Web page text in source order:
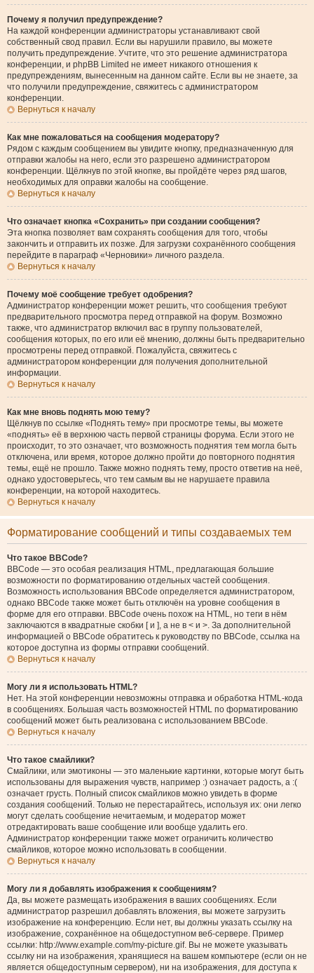
Почему я получил предупреждение?
На каждой конференции администраторы устанавливают свой
собственный свод правил. Если вы нарушили правило, вы можете
получить предупреждение. Учтите, что это решение администратора
конференции, и phpBB Limited не имеет никакого отношения к
предупреждениям, вынесенным на данном сайте. Если вы не знаете, за
что получили предупреждение, свяжитесь с администратором
конференции.
Вернуться к началу
Как мне пожаловаться на сообщения модератору?
Рядом с каждым сообщением вы увидите кнопку, предназначенную для
отправки жалобы на него, если это разрешено администратором
конференции. Щёлкнув по этой кнопке, вы пройдёте через ряд шагов,
необходимых для оправки жалобы на сообщение.
Вернуться к началу
Что означает кнопка «Сохранить» при создании сообщения?
Эта кнопка позволяет вам сохранять сообщения для того, чтобы
закончить и отправить их позже. Для загрузки сохранённого сообщения
перейдите в параграф «Черновики» личного раздела.
Вернуться к началу
Почему моё сообщение требует одобрения?
Администратор конференции может решить, что сообщения требуют
предварительного просмотра перед отправкой на форум. Возможно
также, что администратор включил вас в группу пользователей,
сообщения которых, по его или её мнению, должны быть предварительно
просмотрены перед отправкой. Пожалуйста, свяжитесь с
администратором конференции для получения дополнительной
информации.
Вернуться к началу
Как мне вновь поднять мою тему?
Щёлкнув по ссылке «Поднять тему» при просмотре темы, вы можете
«поднять» её в верхнюю часть первой страницы форума. Если этого не
происходит, то это означает, что возможность поднятия тем могла быть
отключена, или время, которое должно пройти до повторного поднятия
темы, ещё не прошло. Также можно поднять тему, просто ответив на неё,
однако удостоверьтесь, что тем самым вы не нарушаете правила
конференции, на которой находитесь.
Вернуться к началу
Форматирование сообщений и типы создаваемых тем
Что такое BBCode?
BBCode — это особая реализация HTML, предлагающая большие
возможности по форматированию отдельных частей сообщения.
Возможность использования BBCode определяется администратором,
однако BBCode также может быть отключён на уровне сообщения в
форме для его отправки. BBCode очень похож на HTML, но теги в нём
заключаются в квадратные скобки [ и ], а не в < и >. За дополнительной
информацией о BBCode обратитесь к руководству по BBCode, ссылка на
которое доступна из формы отправки сообщений.
Вернуться к началу
Могу ли я использовать HTML?
Нет. На этой конференции невозможны отправка и обработка HTML-кода
в сообщениях. Большая часть возможностей HTML по форматированию
сообщений может быть реализована с использованием BBCode.
Вернуться к началу
Что такое смайлики?
Смайлики, или эмотиконы — это маленькие картинки, которые могут быть
использованы для выражения чувств, например :) означает радость, а :(
означает грусть. Полный список смайликов можно увидеть в форме
создания сообщений. Только не перестарайтесь, используя их: они легко
могут сделать сообщение нечитаемым, и модератор может
отредактировать ваше сообщение или вообще удалить его.
Администратор конференции также может ограничить количество
смайликов, которое можно использовать в сообщении.
Вернуться к началу
Могу ли я добавлять изображения к сообщениям?
Да, вы можете размещать изображения в ваших сообщениях. Если
администратор разрешил добавлять вложения, вы можете загрузить
изображение на конференцию. Если нет, вы должны указать ссылку на
изображение, сохранённое на общедоступном веб-сервере. Пример
ссылки: http://www.example.com/my-picture.gif. Вы не можете указывать
ссылку ни на изображения, хранящиеся на вашем компьютере (если он не
является общедоступным сервером), ни на изображения, для доступа к